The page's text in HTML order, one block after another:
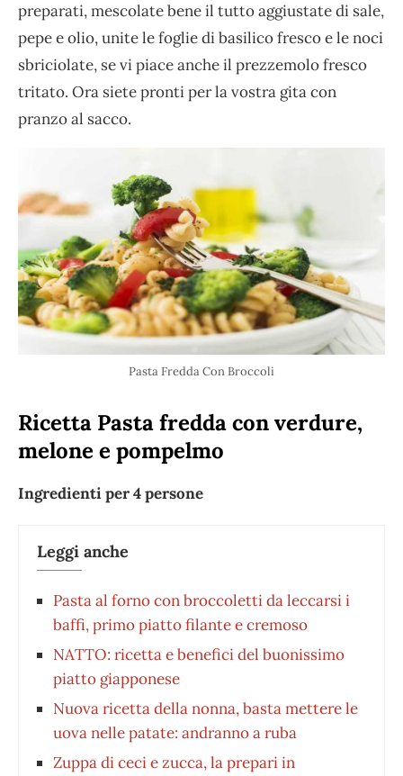
preparati, mescolate bene il tutto aggiustate di sale,
pepe e olio, unite le foglie di basilico fresco e le noci
sbriciolate, se vi piace anche il prezzemolo fresco
tritato. Ora siete pronti per la vostra gita con
pranzo al sacco.
Pasta Fredda Con Broccoli
Ricetta Pasta fredda con verdure,
melone e pompelmo
Ingredienti per 4 persone
Leggi anche
Pasta al forno con broccoletti da leccarsi i
baffi, primo piatto filante e cremoso
NATTO: ricetta e benefici del buonissimo
piatto giapponese
Nuova ricetta della nonna, basta mettere le
uova nelle patate: andranno a ruba
Zuppa di ceci e zucca, la prepari in